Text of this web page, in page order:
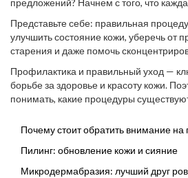
предложений? Начнем с того, что
Представьте себе: правильная
улучшить состояние кожи, уберечь от
старения и даже помочь
Но как выбрать среди десятков
Профилактика и правильный уход —
борьбе за здоровье и красоту кожи.
понимать, какие процедуры
Почему стоит обратить внимание
Пилинг: обновление кожи и сияние
Микродермабразия: лучший друг